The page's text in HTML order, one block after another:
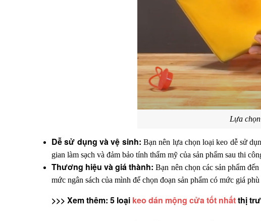
Lựa
Dễ sử dụng và vệ sinh: Bạn nên lựa chọn loại keo dễ sử
gian làm sạch và đảm bảo tính thẩm mỹ của sản phẩm sau thi
Thương hiệu và giá thành: Bạn nên chọn các sản phẩm
mức ngân sách của mình để chọn đoạn sản phẩm có mức giá
>>> Xem thêm: 5 loại keo dán mộng cửa tốt nhất thị